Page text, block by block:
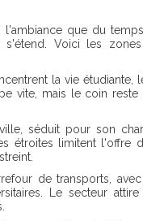
que du
Voici les
la vie étudiante,
vite, mais le coin reste
séduit pour son
étroites limitent l'offre
de transports,
Le secteur